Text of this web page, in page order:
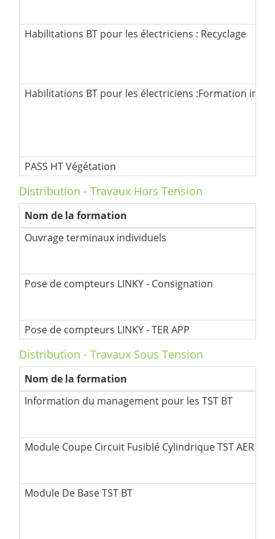
Habilitations BT pour les électriciens : Recyclage
Habilitations BT pour les électriciens :Formation
PASS HT Végétation
Distribution - Travaux Hors Tension
Nom de la formation
Ouvrage terminaux individuels
Pose de compteurs LINKY - Consignation
Pose de compteurs LINKY - TER APP
Distribution - Travaux Sous Tension
Nom de la formation
Information du management pour les TST BT
Module Coupe Circuit Fusiblé Cylindrique TST AER
Module De Base TST BT